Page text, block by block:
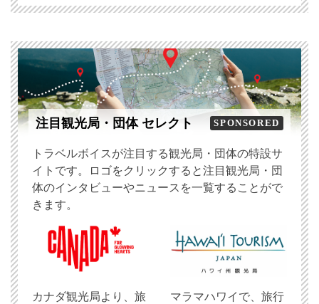
注目観光局・団体 セレクト SPONSORED
トラベルボイスが注目する観光局・団体の特設サ
イトです。ロゴをクリックすると注目観光局・団
体のインタビューやニュースを一覧することがで
きます。
​カナダ観光局より、旅
マラマハワイで、旅行